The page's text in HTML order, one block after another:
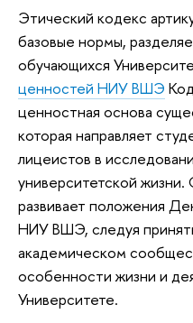
Этический кодекс
базовые нормы,
обучающихся
ценностей НИУ ВШЭ
ценностная основа
которая направляет
лицеистов в
университетской
развивает положения
НИУ ВШЭ, следуя
академическом
особенности жизни и
Университете.